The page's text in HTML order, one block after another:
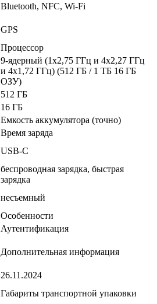
Bluetooth, NFC, Wi-Fi
GPS
Процессор
9-ядерный (1x2,75 ГГц и 4x2,27 ГГц
и 4x1,72 ГГц) (512 ГБ / 1 ТБ 16 ГБ
ОЗУ)
512 ГБ
16 ГБ
Емкость аккумулятора (точно)
Время заряда
USB-C
беспроводная зарядка, быстрая
зарядка
несъемный
Особенности
Аутентификация
Дополнительная информация
26.11.2024
Габариты транспортной упаковки